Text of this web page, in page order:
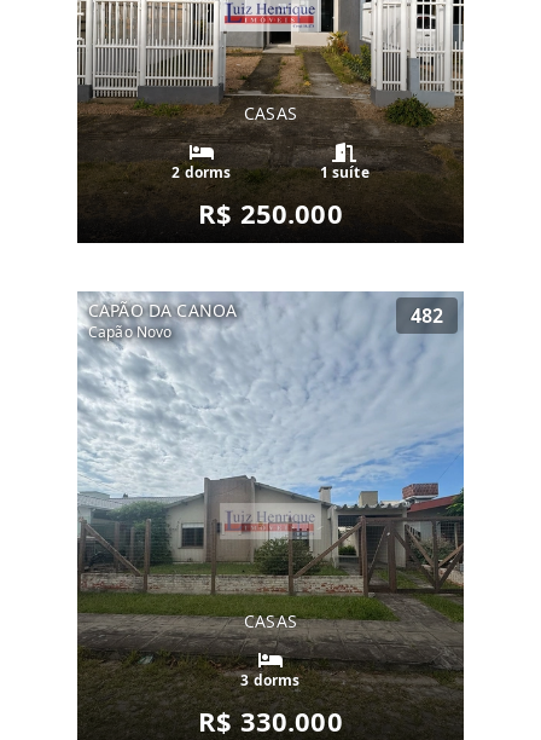
CASAS
2 dorms 1 suíte
R$ 250.000
CAPÃO DA CANOA
Capão Novo
482
CASAS
3 dorms
R$ 330.000